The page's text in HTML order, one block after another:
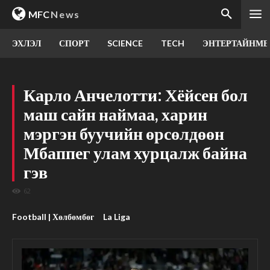
MFCNews
ЭХЛЭЛ СПОРТ SCIENCE TECH
Карло Анчелотти: Хёйсен бол
маш сайн наймаа, харин
мэргэн буучийн өрсөлдөөн
Мбаппег улам хурцалж байна
гэв
62
Football | Хөлбөмбөг La Liga